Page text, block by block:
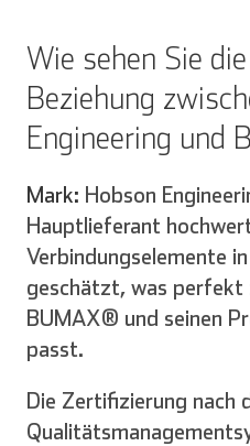
English
Wie sehen Sie
Beziehung
Engineering und
Mark: Hobson
Hauptlieferant
Verbindungselemente
geschätzt, was perfekt
BUMAX® und seinen
passt.
Die Zertifizierung nach